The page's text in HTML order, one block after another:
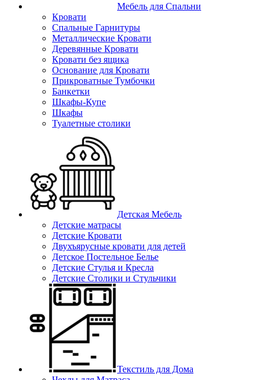
Мебель для Спальни
Кровати
Спальные Гарнитуры
Металлические Кровати
Деревянные Кровати
Кровати без ящика
Основание для Кровати
Прикроватные Тумбочки
Банкетки
Шкафы-Купе
Шкафы
Туалетные столики
Детская Мебель
Детские матрасы
Детские Кровати
Двухъярусные кровати для детей
Детское Постельное Белье
Детские Стулья и Кресла
Детские Столики и Стульчики
Текстиль для Дома